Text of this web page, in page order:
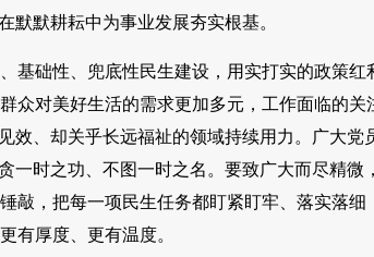
默默耕耘中为事业发展夯实根基。
基础性、兜底性民生建设，用实打实的政策红
众对美好生活的需求更加多元，工作面临的关
效、却关乎长远福祉的领域持续用力。广大党
一时之功、不图一时之名。要致广大而尽精微
敲，把每一项民生任务都盯紧盯牢、落实落细
有厚度、更有温度。